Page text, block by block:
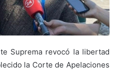
Suprema revocó la libertad
la Corte de Apelaciones